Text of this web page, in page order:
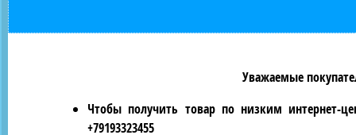
Уважаемые
Чтобы получить товар по низким интернет-
+79193323455